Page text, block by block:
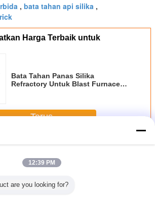
, bata tahan api silika ,
Harga Terbaik untuk
Bata Tahan Panas Silika
Refractory Untuk Blast Furnace /
Terus
Silika
12:39 PM
are you looking for?